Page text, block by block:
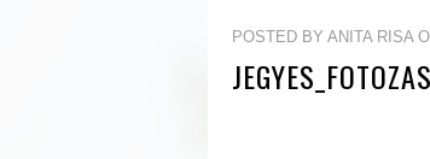
POSTED BY ANITA RISA